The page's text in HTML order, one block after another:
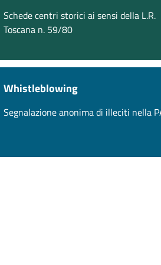
Schede centri storici ai sensi della L.R.
Toscana n. 59/80
Whistleblowing
Segnalazione anonima di illeciti nella